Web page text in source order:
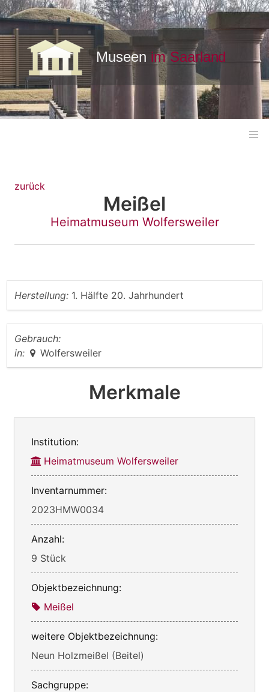
zurück
Meißel
Heimatmuseum Wolfersweiler
Herstellung: 1. Hälfte 20. Jahrhundert
Gebrauch:
in:
Wolfersweiler
Merkmale
Institution:
Heimatmuseum Wolfersweiler
Inventarnummer:
2023HMW0034
Anzahl:
9 Stück
Objektbezeichnung:
Meißel
weitere Objektbezeichnung:
Neun Holzmeißel (Beitel)
Sachgruppe: